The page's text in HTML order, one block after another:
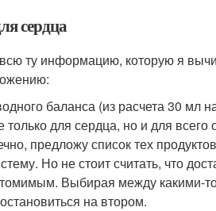
сердца
ту информацию, которую я
баланса (из расчета 30 мл
только для сердца, но и для всего
предложу список тех
Но не стоит считать, что
Выбирая между какими-
на втором.